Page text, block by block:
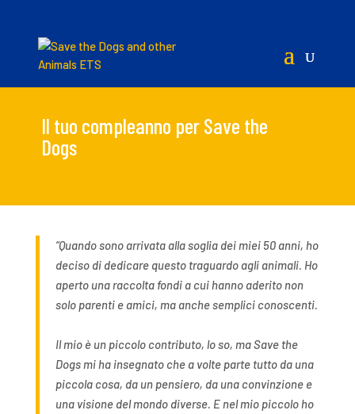
Il tuo compleanno per Save the
Dogs
“Quando sono arrivata alla soglia dei miei 50 anni, ho
deciso di dedicare questo traguardo agli animali. Ho
aperto una raccolta fondi a cui hanno aderito non
solo parenti e amici, ma anche semplici conoscenti.
Il mio è un piccolo contributo, lo so, ma Save the
Dogs mi ha insegnato che a volte parte tutto da una
piccola cosa, da un pensiero, da una convinzione e
una visione del mondo diverse. E nel mio piccolo ho